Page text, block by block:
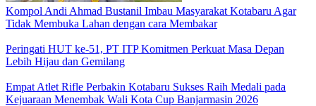
Kompol Andi Ahmad Bustanil Imbau Masyarakat Kotabaru Agar
Tidak Membuka Lahan dengan cara Membakar
Peringati HUT ke-51, PT ITP Komitmen Perkuat Masa Depan
Lebih Hijau dan Gemilang
Empat Atlet Rifle Perbakin Kotabaru Sukses Raih Medali pada
Kejuaraan Menembak Wali Kota Cup Banjarmasin 2026